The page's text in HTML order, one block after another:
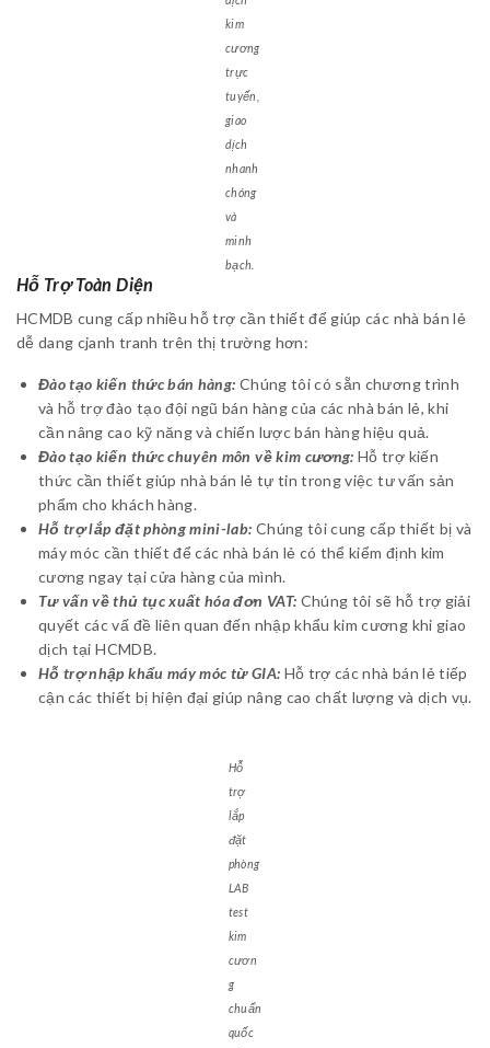
kim
cương
trực
tuyến,
giao
dịch
nhanh
chóng
và
minh
bạch.
Hỗ Trợ Toàn Diện
HCMDB cung cấp nhiều hỗ trợ cần thiết để giúp các nhà bán lẻ
dễ dang cjanh tranh trên thị trường hơn:
Đào tạo kiến thức bán hàng: Chúng tôi có sẵn chương trình
và hỗ trợ đào tạo đội ngũ bán hàng của các nhà bán lẻ, khi
cần nâng cao kỹ năng và chiến lược bán hàng hiệu quả.
Đào tạo kiến thức chuyên môn về kim cương: Hỗ trợ kiến
thức cần thiết giúp nhà bán lẻ tự tin trong việc tư vấn sản
phẩm cho khách hàng.
Hỗ trợ lắp đặt phòng mini-lab: Chúng tôi cung cấp thiết bị và
máy móc cần thiết để các nhà bán lẻ có thể kiểm định kim
cương ngay tại cửa hàng của mình.
Tư vấn về thủ tục xuất hóa đơn VAT: Chúng tôi sẽ hỗ trợ giải
quyết các vấ đề liên quan đến nhập khẩu kim cương khi giao
dịch tại HCMDB.
Hỗ trợ nhập khẩu máy móc từ GIA: Hỗ trợ các nhà bán lẻ tiếp
cận các thiết bị hiện đại giúp nâng cao chất lượng và dịch vụ.
Hỗ
trợ
lắp
đặt
phòng
LAB
test
kim
cươn
g
chuẩn
quốc